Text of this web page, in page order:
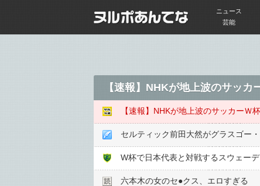
ニュース
芸能
【速報】NHKが地上波のサッ
【速報】NHKが地上波のサッカーＷ
セルティック前田大然がグラスゴー
六本木の女のセ●︎クス、エロすぎる